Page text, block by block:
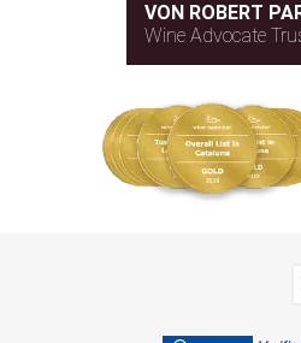
VON ROBERT
Wine Advocate